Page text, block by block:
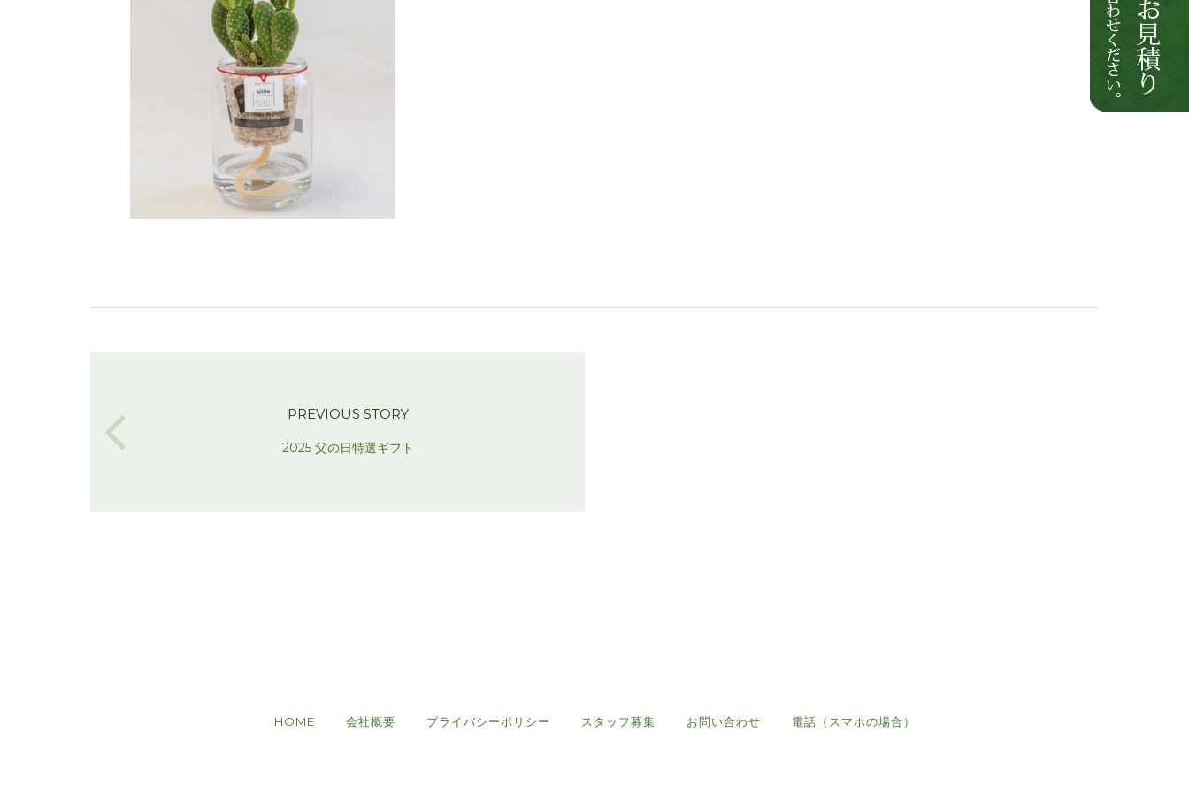
PREVIOUS STORY
2025 父の日特選ギフト
HOME 会社概要 プライバシーポリシー スタッフ募集 お問い合わせ 電話（スマホの場合）